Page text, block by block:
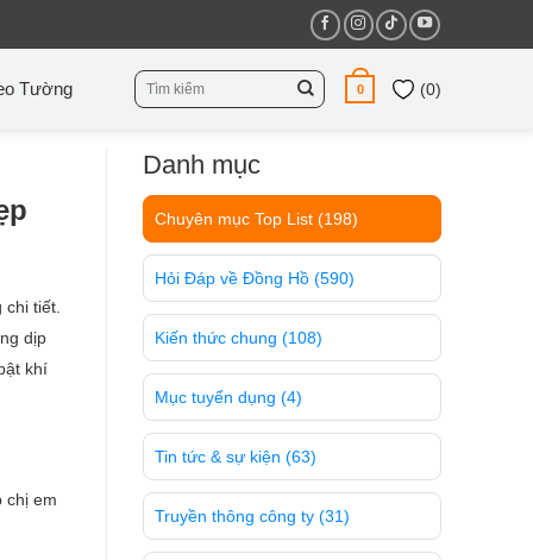
Tường
Tìm
kiếm:
0 (0)
tiết.
dịp
khí
chị em
Danh mục
Chuyên mục Top List (198)
Hỏi Đáp về Đồng Hồ (590)
Kiến thức chung (108)
Mục tuyển dụng (4)
Tin tức & sự kiện (63)
Truyền thông công ty (31)